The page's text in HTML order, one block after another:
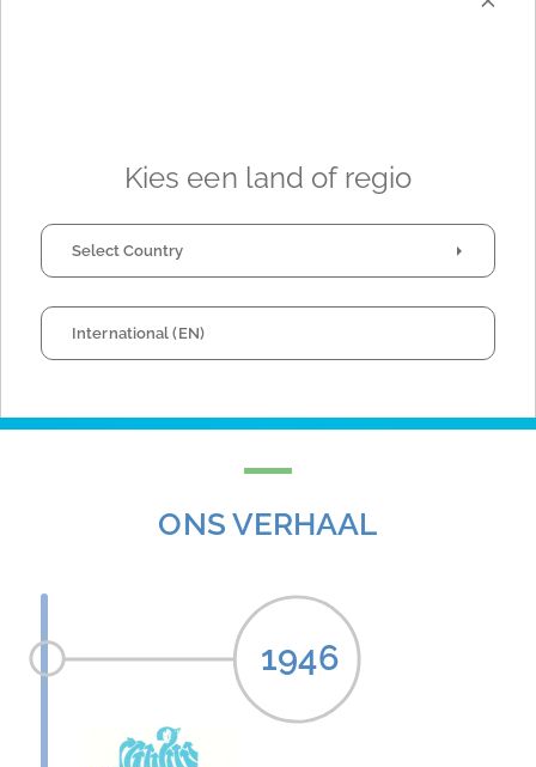
We willen vooruit door sterke oplossingen aan te
ontwikkelen en onszelf continu uit te dagen.
Download onze Missie
ONS VERHAAL
1946
Kies een land of regio
Select Country
International (EN)